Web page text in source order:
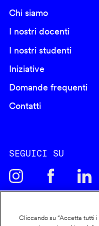
Chi siamo
I nostri docenti
I nostri studenti
Iniziative
Domande frequenti
Contatti
SEGUICI SU
Cliccando su “Accetta tutti